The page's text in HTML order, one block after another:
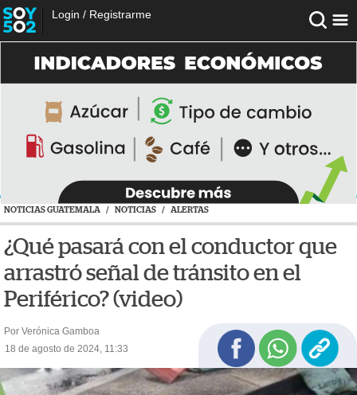
Login / Registrarme
NOTICIAS GUATEMALA / NOTICIAS / ALERTAS
¿Qué pasará con el conductor que
arrastró señal de tránsito en el
Periférico? (video)
Por Verónica Gamboa
18 de agosto de 2024, 11:33